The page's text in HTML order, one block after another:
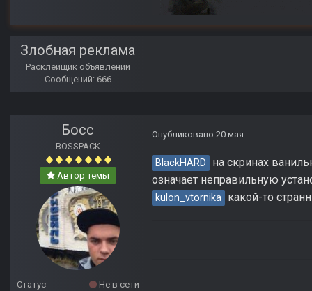
Злобная реклама
Расклейщик объявлений
Сообщений: 666
Босс
BOSSPACK
Автор темы
Статус
Не в сети
Опубликовано 20 мая
BlackHARD
на скринах
означает неправильную
kulon_vtornika какой-то